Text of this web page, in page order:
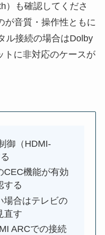
）も確認してくださ
が音質・操作性ともに
ル接続の場合はDolby
トに非対応のケースが
御（HDMI-
CEC機能が有効
する
場合はテレビの
直す
ARCでの接続